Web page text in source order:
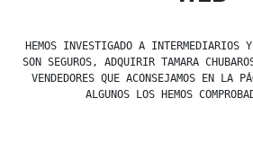
HEMOS INVESTIGADO A INTERMEDIARIOS
SON SEGUROS, ADQUIRIR TAMARA
VENDEDORES QUE ACONSEJAMOS EN LA
ALGUNOS LOS HEMOS